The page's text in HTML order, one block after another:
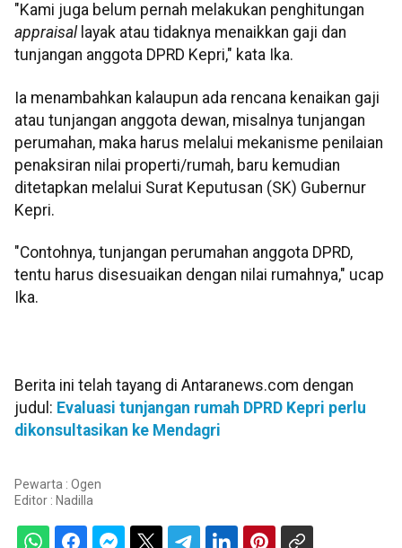
"Kami juga belum pernah melakukan penghitungan
appraisal layak atau tidaknya menaikkan gaji dan
tunjangan anggota DPRD Kepri," kata Ika.
Ia menambahkan kalaupun ada rencana kenaikan gaji
atau tunjangan anggota dewan, misalnya tunjangan
perumahan, maka harus melalui mekanisme penilaian
penaksiran nilai properti/rumah, baru kemudian
ditetapkan melalui Surat Keputusan (SK) Gubernur
Kepri.
"Contohnya, tunjangan perumahan anggota DPRD,
tentu harus disesuaikan dengan nilai rumahnya," ucap
Ika.
Berita ini telah tayang di Antaranews.com dengan
judul: Evaluasi tunjangan rumah DPRD Kepri perlu
dikonsultasikan ke Mendagri
Pewarta : Ogen
Editor : Nadilla